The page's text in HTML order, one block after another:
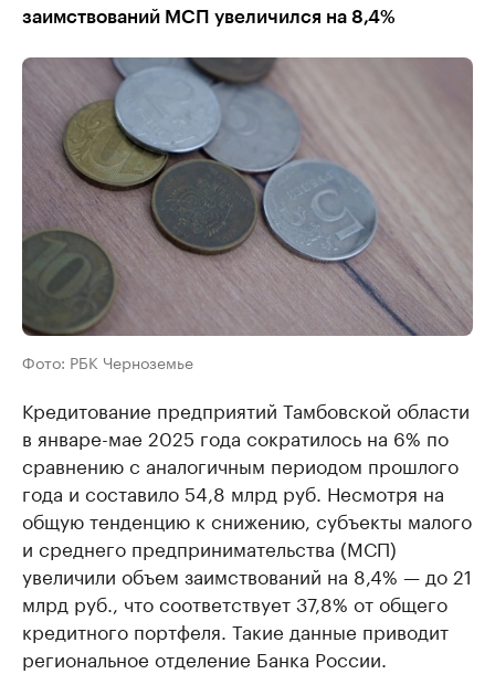
заимствований МСП увеличился на 8,4%
Фото: РБК Черноземье
Кредитование предприятий Тамбовской области
в январе-мае 2025 года сократилось на 6% по
сравнению с аналогичным периодом прошлого
года и составило 54,8 млрд руб. Несмотря на
общую тенденцию к снижению, субъекты малого
и среднего предпринимательства (МСП)
увеличили объем заимствований на 8,4% — до 21
млрд руб., что соответствует 37,8% от общего
кредитного портфеля. Такие данные приводит
региональное отделение Банка России.